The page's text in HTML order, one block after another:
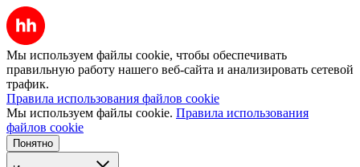
Мы используем файлы cookie, чтобы обеспечивать
правильную работу нашего веб-сайта и анализировать сетевой
трафик.
Правила использования файлов cookie
Мы используем файлы cookie. Правила использования
файлов cookie
Понятно